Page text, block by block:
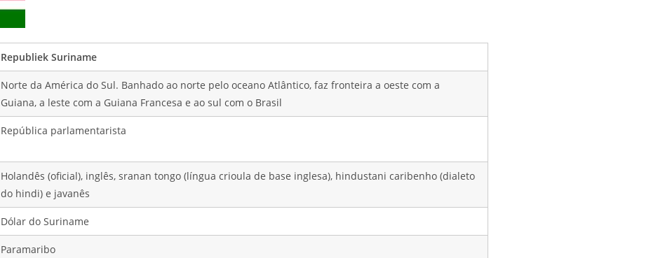
Republiek Suriname
Norte da América do Sul. Banhado ao norte pelo oceano Atlântico, faz fronteira a oeste com a
Guiana, a leste com a Guiana Francesa e ao sul com o Brasil
República parlamentarista
Holandês (oficial), inglês, sranan tongo (língua crioula de base inglesa), hindustani caribenho (dialeto
do hindi) e javanês
Dólar do Suriname
Paramaribo